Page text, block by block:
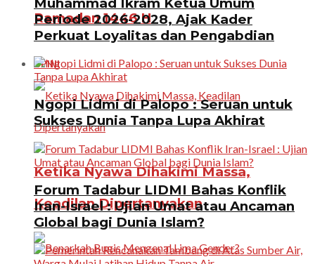
Ramadan 1446 H
OPINI
Ketika Nyawa Dihakimi Massa,
Keadilan Dipertanyakan
Periode 2026-2028, Ajak Kader
Perkuat Loyalitas dan Pengabdian
Ngopi Lidmi di Palopo : Seruan untuk
Sukses Dunia Tanpa Lupa Akhirat
Forum Tadabur LIDMI Bahas Konflik
Iran-Israel : Ujian Umat atau Ancaman
Global bagi Dunia Islam?